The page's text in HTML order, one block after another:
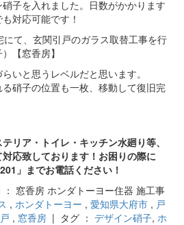
子を入れました。日数がかかります
対応可能です！
いと思うレベルだと思います。
硝子の位置も一枚、移動して復旧完
リア・トイレ・キッチン水廻り等、
応致しております！お困りの際に
」までお電話ください！
窓香房 ホンダトーヨー住器 施工事
, ホンダトーヨー , 愛知県大府市 , 戸
, 窓香房 | タグ ： デザイン硝子, ホ